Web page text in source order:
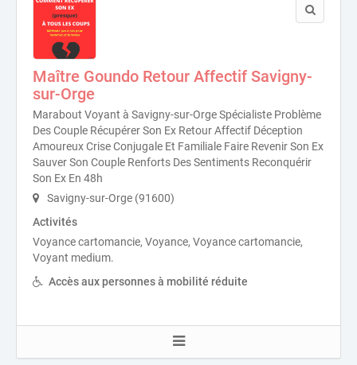
Maître Goundo Retour Affectif Savigny-
sur-Orge
Marabout Voyant à Savigny-sur-Orge Spécialiste Problème
Des Couple Récupérer Son Ex Retour Affectif Déception
Amoureux Crise Conjugale Et Familiale Faire Revenir Son Ex
Sauver Son Couple Renforts Des Sentiments Reconquérir
Son Ex En 48h
Savigny-sur-Orge (91600)
Activités
Voyance cartomancie, Voyance, Voyance cartomancie,
Voyant medium.
Accès aux personnes à mobilité réduite